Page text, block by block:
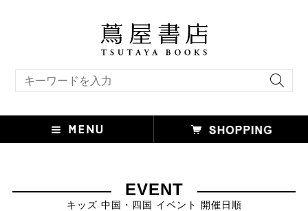
EVENT
キッズ 中国・四国 イベント 開催日順